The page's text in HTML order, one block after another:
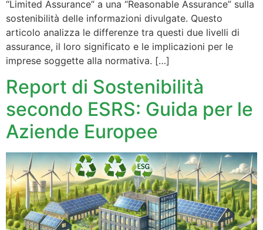
“Limited Assurance” a una “Reasonable Assurance” sulla
sostenibilità delle informazioni divulgate. Questo
articolo analizza le differenze tra questi due livelli di
assurance, il loro significato e le implicazioni per le
imprese soggette alla normativa. […]
Report di Sostenibilità
secondo ESRS: Guida per le
Aziende Europee